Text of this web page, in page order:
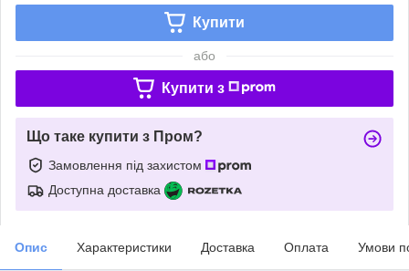
Купити
або
Купити з
Що таке купити з Пром?
Замовлення під захистом
Доступна доставка
Опис Характеристики Доставка Оплата Умови